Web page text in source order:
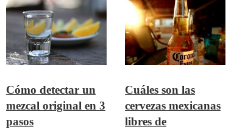
Cómo detectar un
mezcal original en 3
pasos
Cuáles son las
cervezas mexicanas
libres de